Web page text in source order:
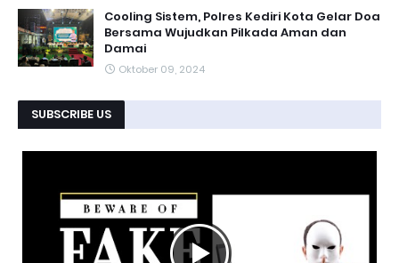
Cooling Sistem, Polres Kediri Kota Gelar Doa
Bersama Wujudkan Pilkada Aman dan
Damai
Oktober 09, 2024
SUBSCRIBE US